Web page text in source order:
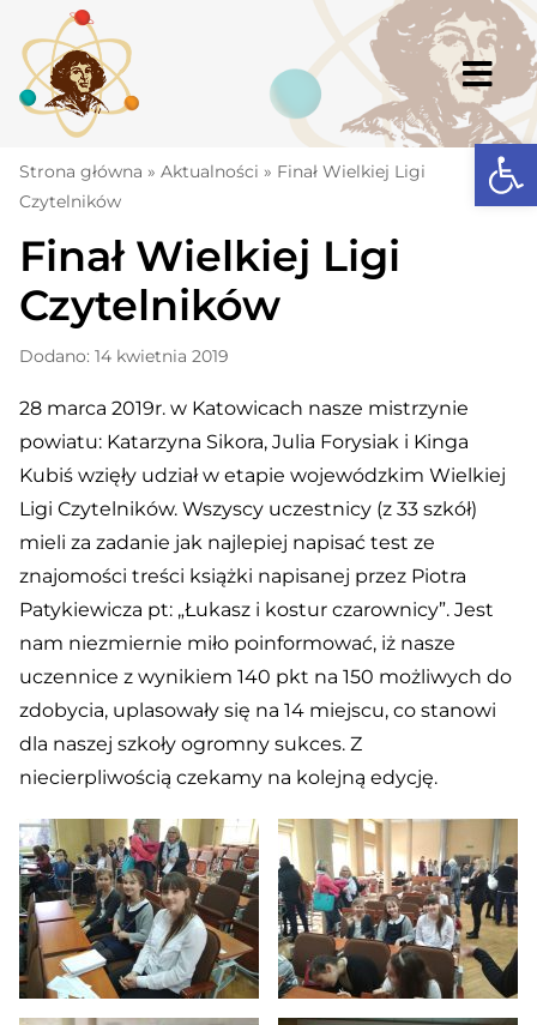
content
Strona główna
Komunikaty
Szkoła
Dokumenty
Osiągnięcia
Warto wiedzieć
UKS „Millenium”
Strona główna » Aktualności » Finał Wielkiej Ligi
Czytelników
Finał Wielkiej Ligi
Czytelników
Dodano: 14 kwietnia 2019
28 marca 2019r. w Katowicach nasze mistrzynie
powiatu: Katarzyna Sikora, Julia Forysiak i Kinga
Kubiś wzięły udział w etapie wojewódzkim Wielkiej
Ligi Czytelników. Wszyscy uczestnicy (z 33 szkół)
mieli za zadanie jak najlepiej napisać test ze
znajomości treści książki napisanej przez Piotra
Patykiewicza pt: „Łukasz i kostur czarownicy”. Jest
nam niezmiernie miło poinformować, iż nasze
uczennice z wynikiem 140 pkt na 150 możliwych do
zdobycia, uplasowały się na 14 miejscu, co stanowi
dla naszej szkoły ogromny sukces. Z
niecierpliwością czekamy na kolejną edycję.